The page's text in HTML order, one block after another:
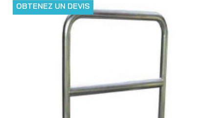
OBTENEZ UN DEVIS